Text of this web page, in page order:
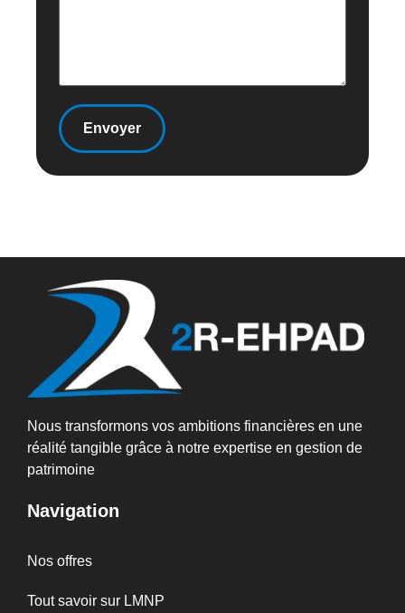
Nous transformons vos ambitions financières en une
réalité tangible grâce à notre expertise en gestion de
patrimoine
Navigation
Nos offres
Tout savoir sur LMNP